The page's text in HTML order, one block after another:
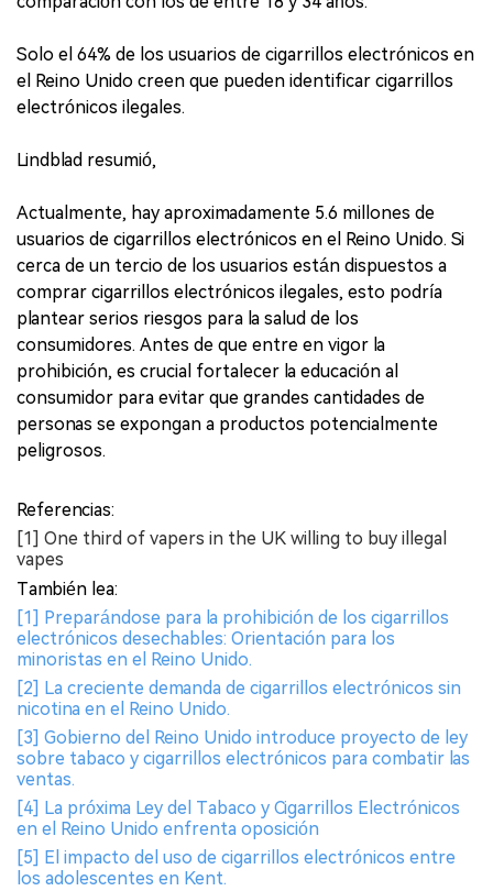
Solo el 64% de los usuarios de cigarrillos electrónicos en
el Reino Unido creen que pueden identificar cigarrillos
electrónicos ilegales.
Lindblad resumió,
Actualmente, hay aproximadamente 5.6 millones de
usuarios de cigarrillos electrónicos en el Reino Unido. Si
cerca de un tercio de los usuarios están dispuestos a
comprar cigarrillos electrónicos ilegales, esto podría
plantear serios riesgos para la salud de los
consumidores. Antes de que entre en vigor la
prohibición, es crucial fortalecer la educación al
consumidor para evitar que grandes cantidades de
personas se expongan a productos potencialmente
peligrosos.
Referencias:
[1] One third of vapers in the UK willing to buy illegal
vapes
También lea:
[1] Preparándose para la prohibición de los cigarrillos
electrónicos desechables: Orientación para los
minoristas en el Reino Unido.
[2] La creciente demanda de cigarrillos electrónicos sin
nicotina en el Reino Unido.
[3] Gobierno del Reino Unido introduce proyecto de ley
sobre tabaco y cigarrillos electrónicos para combatir las
ventas.
[4] La próxima Ley del Tabaco y Cigarrillos Electrónicos
en el Reino Unido enfrenta oposición
[5] El impacto del uso de cigarrillos electrónicos entre
los adolescentes en Kent.